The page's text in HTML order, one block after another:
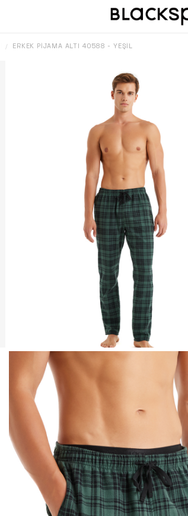
/ ERKEK PIJAMA ALTI 40588 - YEŞIL